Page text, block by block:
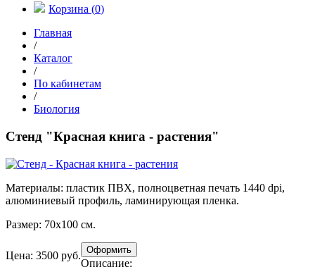
Корзина (0)
Главная
/
Каталог
/
По кабинетам
/
Биология
Стенд "Красная книга - растения"
Материалы: пластик ПВХ, полноцветная печать 1440 dpi,
алюминиевый профиль, ламинирующая пленка.
Размер: 70х100 см.
Цена: 3500 руб.
Описание: